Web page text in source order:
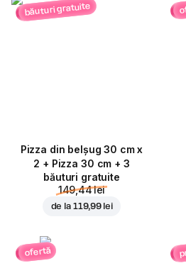
băuturi gratuite
Pizza din belșug 30 cm x
2 + Pizza 30 cm + 3
băuturi gratuite
149,44 lei
de la 119,99 lei
ofertă